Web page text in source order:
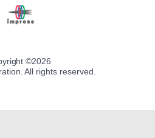
©2026
All rights reserved.